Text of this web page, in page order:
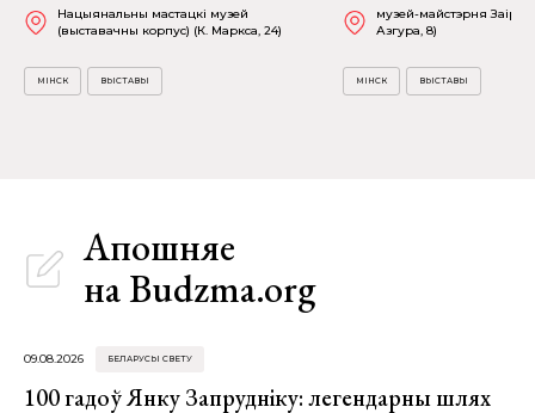
Нацыянальны мастацкі музей
(выставачны корпус) (К. Маркса, 24)
МІНСК ВЫСТАВЫ
музей-майстэрня Заіра
Азгура, 8)
МІНСК ВЫСТАВЫ
Апошняе
на Budzma.org
09.08.2026 БЕЛАРУСЫ СВЕТУ
100 гадоў Янку Запрудніку: легендарны шлях